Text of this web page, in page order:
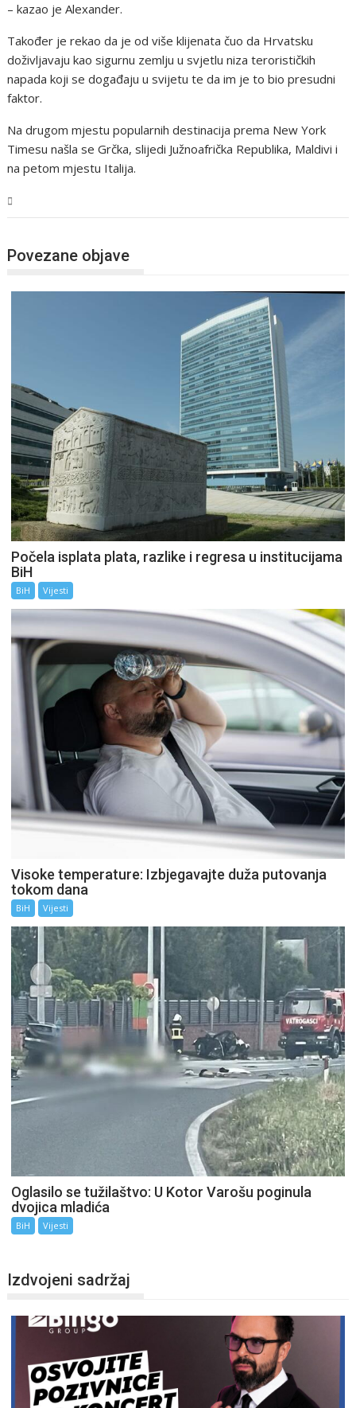
– kazao je Alexander.
Također je rekao da je od više klijenata čuo da Hrvatsku
doživljavaju kao sigurnu zemlju u svjetlu niza terorističkih
napada koji se događaju u svijetu te da im je to bio presudni
faktor.
Na drugom mjestu popularnih destinacija prema New York
Timesu našla se Grčka, slijedi Južnoafrička Republika, Maldivi i
na petom mjestu Italija.
Povezane objave
Počela isplata plata, razlike i regresa u institucijama
BiH
BiH Vijesti
Visoke temperature: Izbjegavajte duža putovanja
tokom dana
BiH Vijesti
Oglasilo se tužilaštvo: U Kotor Varošu poginula
dvojica mladića
BiH Vijesti
Izdvojeni sadržaj